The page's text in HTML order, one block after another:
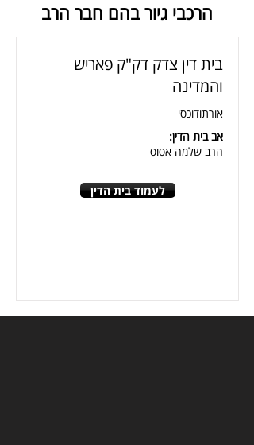
הרכבי גיור בהם חבר הרב
בית דין צדק דק"ק פאריש
והמדינה
אורתודוכסי
אב בית הדין:
הרב שלמה אסוס
לעמוד בית הדין